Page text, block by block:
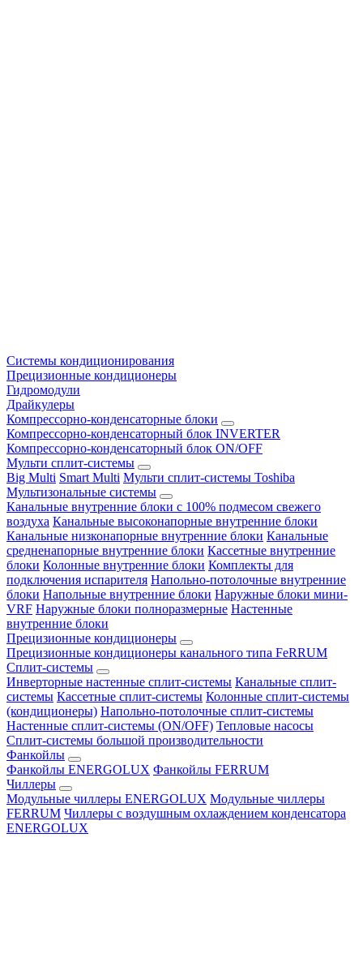
Системы кондиционирования
Прецизионные кондиционеры
Гидромодули
Драйкулеры
Компрессорно-конденсаторные блоки
Компрессорно-конденсаторный блок INVERTER
Компрессорно-конденсаторный блок ON/OFF
Мульти сплит-системы
Big Multi Smart Multi Мульти сплит-системы Toshiba
Мультизональные системы
Канальные внутренние блоки с 100% подмесом свежего
воздуха Канальные высоконапорные внутренние блоки
Канальные низконапорные внутренние блоки Канальные
средненапорные внутренние блоки Кассетные внутренние
блоки Колонные внутренние блоки Комплекты для
подключения испарителя Напольно-потолочные внутренние
блоки Напольные внутренние блоки Наружные блоки мини-
VRF Наружные блоки полноразмерные Настенные
внутренние блоки
Прецизионные кондиционеры
Прецизионные кондиционеры канального типа FeRRUM
Сплит-системы
Инверторные настенные сплит-системы Канальные сплит-
системы Кассетные сплит-системы Колонные сплит-системы
(кондиционеры) Напольно-потолочные сплит-системы
Настенные сплит-системы (ON/OFF) Тепловые насосы
Сплит-системы большой производительности
Фанкойлы
Фанкойлы ENERGOLUX Фанкойлы FERRUM
Чиллеры
Модульные чиллеры ENERGOLUX Модульные чиллеры
FERRUM Чиллеры с воздушным охлаждением конденсатора
ENERGOLUX